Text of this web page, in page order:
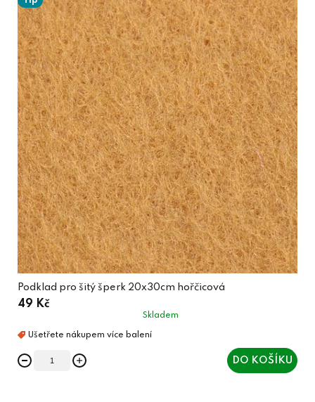
Podklad pro šitý šperk 20x30cm hořčicová
49 Kč
Skladem
DO KOŠÍKU